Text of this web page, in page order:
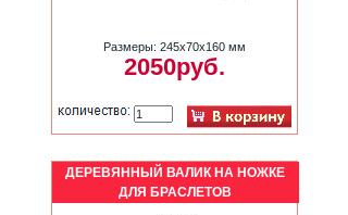
Размеры: 245х70х160 мм
2050руб.
ДЕРЕВЯННЫЙ ВАЛИК НА НОЖКЕ
ДЛЯ БРАСЛЕТОВ